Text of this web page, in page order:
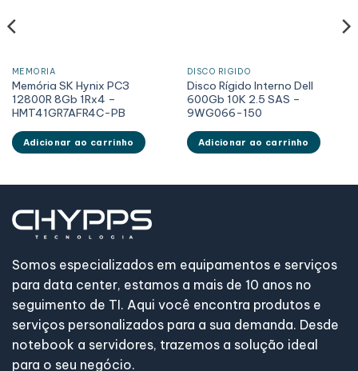
MEMÓRIA
Memória SK Hynix PC3
12800R 8Gb 1Rx4 –
HMT41GR7AFR4C-PB
Adicionar ao carrinho
DISCO RÍGIDO
Disco Rígido Interno Dell
600Gb 10K 2.5 SAS –
9WG066-150
Adicionar ao carrinho
Somos especializados em equipamentos e serviços
para data center, estamos a mais de 10 anos no
seguimento de TI. Aqui você encontra produtos e
serviços personalizados para a sua demanda. Desde
notebook a servidores, trazemos a solução ideal
para o seu negócio.